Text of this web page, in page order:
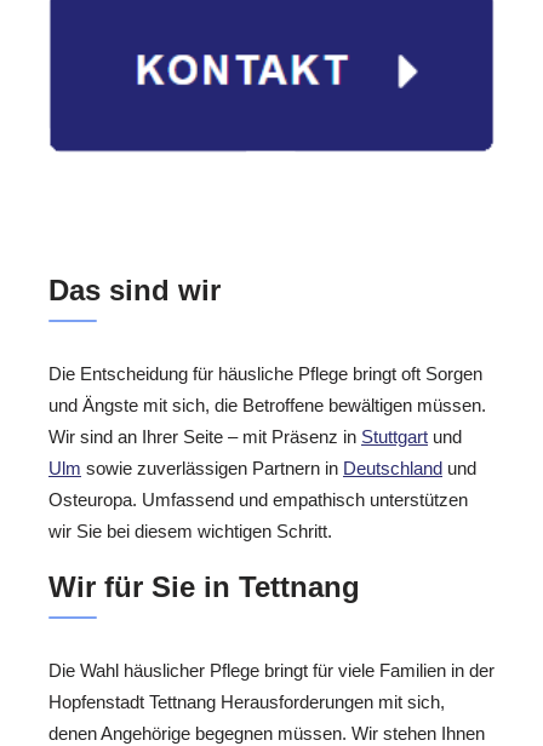
Das sind wir
Die Entscheidung für häusliche Pflege bringt oft Sorgen
und Ängste mit sich, die Betroffene bewältigen müssen.
Wir sind an Ihrer Seite – mit Präsenz in Stuttgart und
Ulm sowie zuverlässigen Partnern in Deutschland und
Osteuropa. Umfassend und empathisch unterstützen
wir Sie bei diesem wichtigen Schritt.
Wir für Sie in Tettnang
Die Wahl häuslicher Pflege bringt für viele Familien in der
Hopfenstadt Tettnang Herausforderungen mit sich,
denen Angehörige begegnen müssen. Wir stehen Ihnen